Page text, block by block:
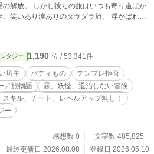
はいつも寄り道ばか
いあり涙ありのダラダラ旅。 浮かばれな
放っておけない。頼まれて無くても首を突
主見習いの二人が新たに加わる仲間と紡ぐ異
ざりあっ
ンファンタジー。主人公が語る悲惨な過去
ぼ実体験だったりします。それも合わせて
い。
タジー 1,190 位 / 53,341件
坊主 バディもの
テンプレ拒否
／旅物語
霊、妖怪、退治しない冒険
スキル、チート、レベルアップ無し！
ー
感想数 0
文字数 485,825
最終更新日 2026.08.08
登録日 2026.05.10